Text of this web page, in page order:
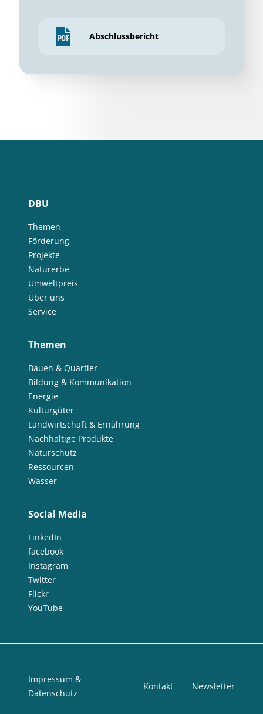
Abschlussbericht
DBU
Themen
Förderung
Projekte
Naturerbe
Umweltpreis
Über uns
Service
Themen
Bauen & Quartier
Bildung & Kommunikation
Energie
Kulturgüter
Landwirtschaft & Ernährung
Nachhaltige Produkte
Naturschutz
Ressourcen
Wasser
Social Media
LinkedIn
facebook
Instagram
Twitter
Flickr
YouTube
Impressum &
Datenschutz
Kontakt Newsletter